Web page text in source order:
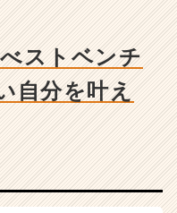
ストベンチ
自分を叶え